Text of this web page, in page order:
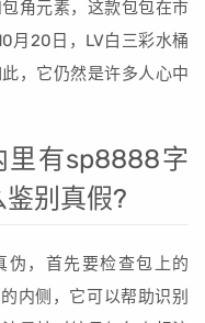
角元素，这款包包在市
月20日，LV白三彩水桶
，它仍然是许多人心中
里有sp8888字
别真假?
伪，首先要检查包上的
内侧，它可以帮助识别